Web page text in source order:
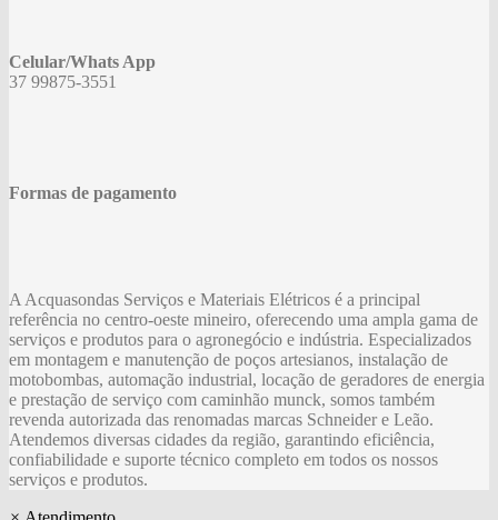
Celular/Whats App
37 99875-3551
Formas de pagamento
A Acquasondas Serviços e Materiais Elétricos é a principal
referência no centro-oeste mineiro, oferecendo uma ampla gama de
serviços e produtos para o agronegócio e indústria. Especializados
em montagem e manutenção de poços artesianos, instalação de
motobombas, automação industrial, locação de geradores de energia
e prestação de serviço com caminhão munck, somos também
revenda autorizada das renomadas marcas Schneider e Leão.
Atendemos diversas cidades da região, garantindo eficiência,
confiabilidade e suporte técnico completo em todos os nossos
serviços e produtos.